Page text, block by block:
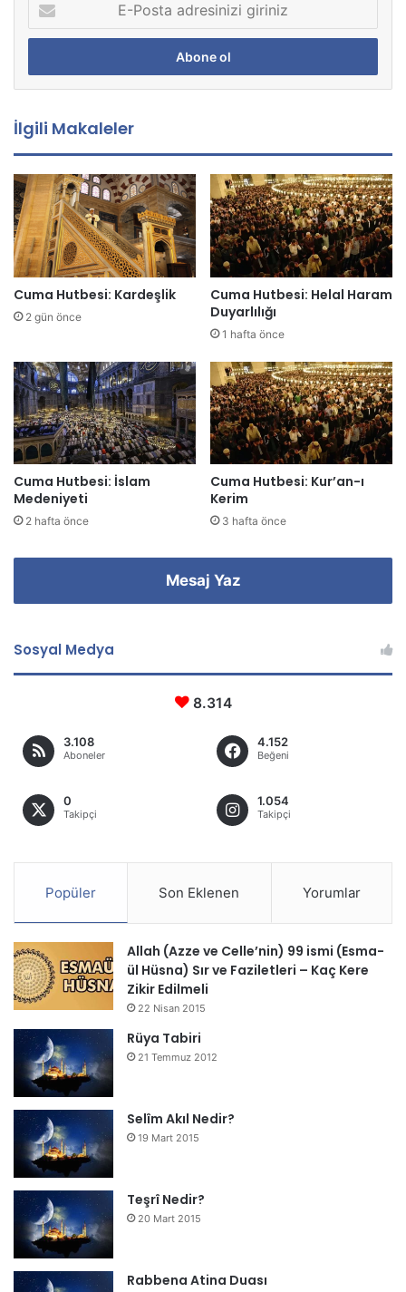
P
s
a
d
r
e
s
i
n
i
g
r
i
n
i
z
İlgili Makaleler
Cuma Hutbesi: Kardeşlik
2 gün önce
Cuma Hutbesi: Helal Haram
Duyarlılığı
1 hafta önce
Cuma Hutbesi: İslam
Medeniyeti
2 hafta önce
Cuma Hutbesi: Kur’an-ı
Kerim
3 hafta önce
Mesaj Yaz
Sosyal Medya
8.314
3.108
Aboneler
4.152
Beğeni
0
Takipçi
1.054
Takipçi
Popüler Son Eklenen Yorumlar
Allah (Azze ve Celle’nin) 99 ismi (Esma-
ül Hüsna) Sır ve Faziletleri – Kaç Kere
Zikir Edilmeli
22 Nisan 2015
Rüya Tabiri
21 Temmuz 2012
Selîm Akıl Nedir?
19 Mart 2015
Teşrî Nedir?
20 Mart 2015
Rabbena Atina Duası